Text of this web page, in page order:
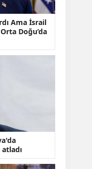
Maaşlarında
Hesabı:
ve Taban
İçin Yeni
Ama İsrail
Doğu’da